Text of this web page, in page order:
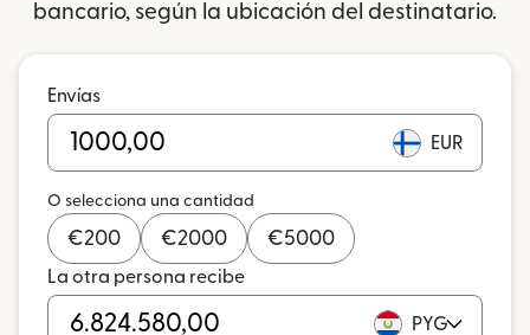
bancario, según la ubicación del destinatario.
Envías
EUR
O selecciona una cantidad
€200 €2000 €5000
La otra persona recibe
PYG